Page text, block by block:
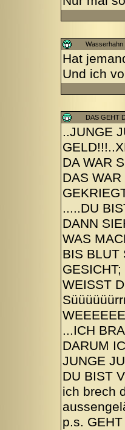
Wasserhahn
Hat
Und ich
DAS GEHT
..JUNGE
DA WAR
DAS
.....DU
DANN
WAS
BIS BLUT
WEISST
...ICH
DARUM
JUNGE
DU BIST
ich brech
p.s.